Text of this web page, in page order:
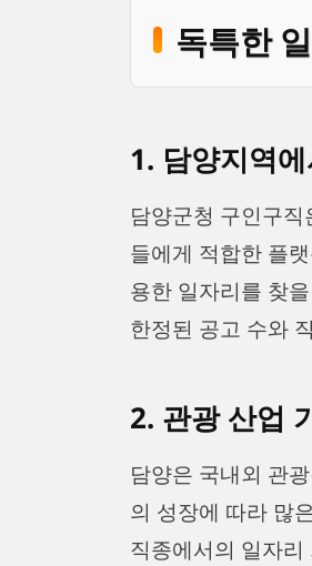
독특한
1. 담양지역
담양군청 구인구
들에게 적합한 플
용한 일자리를 찾
한정된 공고 수와
2. 관광 산업
담양은 국내외 관
의 성장에 따라 많
직종에서의 일자